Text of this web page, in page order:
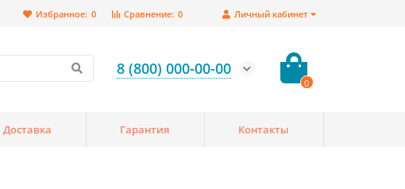
Личный кабинет
Сравнение: 0
Избранное: 0
8 (800) 000-00-00
0
Доставка Гарантия Контакты